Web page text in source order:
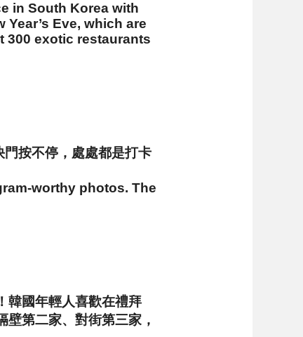
in South Korea with
Eve, which are
300 exotic restaurants
按不停，處處都是打卡
worthy photos. The
韓國年輕人喜歡在禮拜
第二家、對街第三家，